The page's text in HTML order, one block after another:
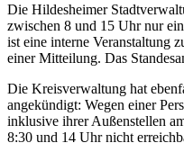
Die Hildesheimer
zwischen 8 und 15 Uhr nur
ist eine interne Veranstaltung
einer Mitteilung. Das
Die Kreisverwaltung hat
angekündigt: Wegen einer
inklusive ihrer Außenstellen
8:30 und 14 Uhr nicht